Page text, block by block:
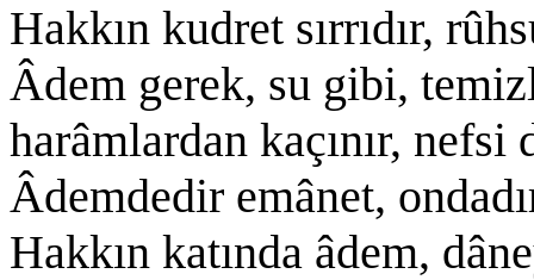
Hakkın kudret sırrıdır,
Âdem gerek, su gibi,
harâmlardan kaçınır, nefsi
Âdemdedir emânet,
Hakkın katında âdem,